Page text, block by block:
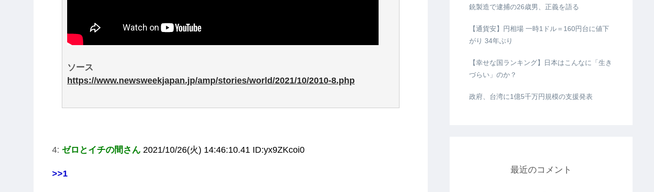
ソース
https://www.newsweekjapan.jp/amp/stories/world/2021/10/2010-8.php
4: ゼロとイチの間さん 2021/10/26(火) 14:46:10.41 ID:yx9ZKcoi0
>>1
銃製造で逮捕の26歳男、正義を語る
【通貨安】円相場 一時1ドル＝160円台に値下
がり 34年ぶり
【幸せな国ランキング】日本はこんなに「生き
づらい」のか？
政府、台湾に1億5千万円規模の支援発表
最近のコメント